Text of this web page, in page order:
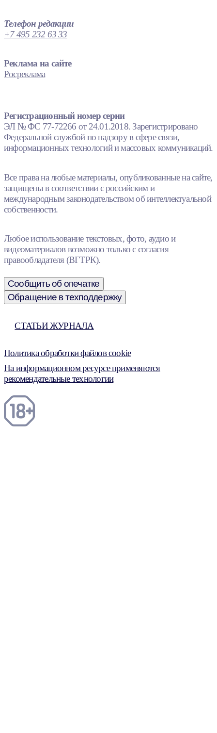
Телефон редакции
+7 495 232 63 33
Реклама на сайте
Росреклама
Регистрационный номер серии
ЭЛ № ФС 77-72266 от 24.01.2018. Зарегистрировано
Федеральной службой по надзору в сфере связи,
информационных технологий и массовых коммуникаций.
Все права на любые материалы, опубликованные на сайте,
защищены в соответствии с российским и
международным законодательством об интеллектуальной
собственности.
Любое использование текстовых, фото, аудио и
видеоматериалов возможно только с согласия
правообладателя (ВГТРК).
Сообщить об опечатке
Обращение в техподдержку
СТАТЬИ ЖУРНАЛА
Политика обработки файлов cookie
На информационном ресурсе применяются
рекомендательные технологии